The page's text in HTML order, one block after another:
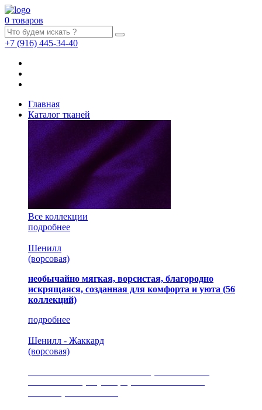
0 товаров
+7 (916) 445-34-40
Главная
Каталог тканей
Все коллекции
подробнее
Шенилл
(ворсовая)
необычайно мягкая, ворсистая, благородно
искрящаяся, созданная для комфорта и уюта (56
коллекций)
подробнее
Шенилл - Жаккард
(ворсовая)